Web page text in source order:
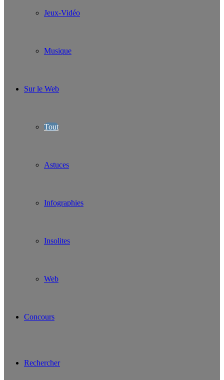
Jeux-Vidéo
Musique
Sur le Web
Tout
Astuces
Infographies
Insolites
Web
Concours
Rechercher